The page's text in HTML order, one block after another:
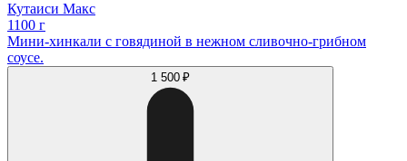
Кутаиси Макс
1100 г
Мини-хинкали с говядиной в нежном сливочно-грибном
соусе.
1 500 ₽